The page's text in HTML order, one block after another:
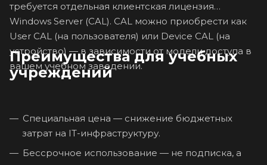
требуется отдельная клиентская лицензия
Windows Server (CAL). CAL можно приобрести как
User CAL (на пользователя) или Device CAL (на
устройство) — в зависимости от модели доступа в
вашем учебном заведении.
Преимущества для учебных
учреждений
Специальная цена — снижение бюджетных
затрат на IT-инфраструктуру.
Бессрочное использование — не подписка, а